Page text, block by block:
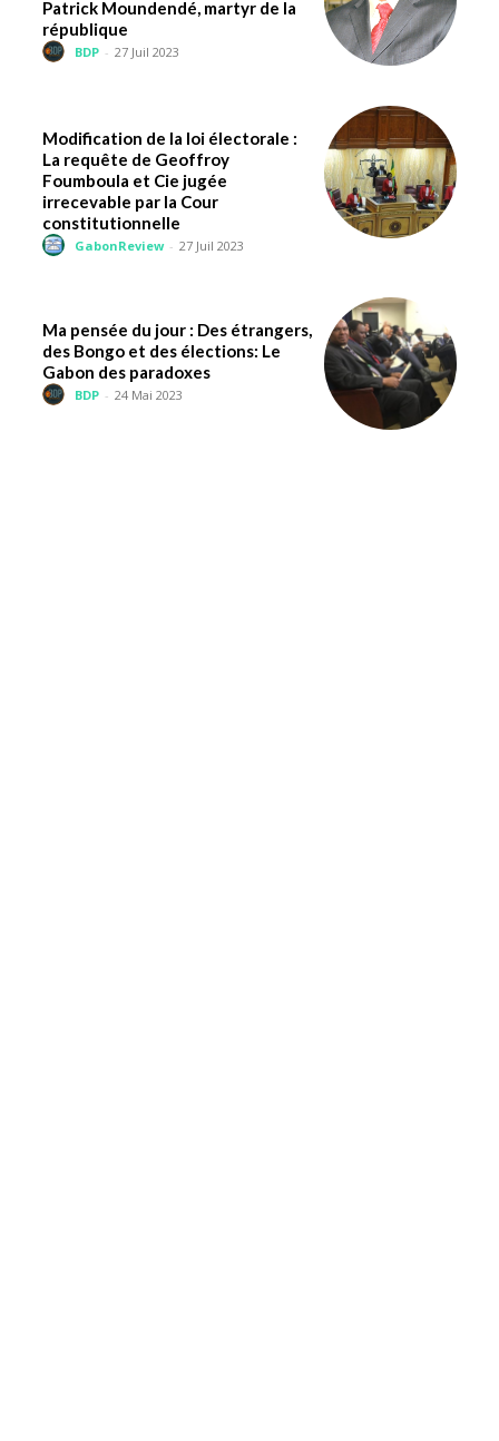
Patrick Moundendé, martyr de la
république
BDP - 27 Juil 2023
Modification de la loi électorale :
La requête de Geoffroy
Foumboula et Cie jugée
irrecevable par la Cour
constitutionnelle
GabonReview - 27 Juil 2023
Ma pensée du jour : Des étrangers,
des Bongo et des élections: Le
Gabon des paradoxes
BDP - 24 Mai 2023